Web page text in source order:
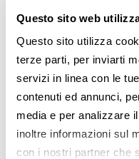
Questo sito web
Questo sito utilizza
terze parti, per inviarti
servizi in linea con le
contenuti ed annunci,
media e per analizzare
inoltre informazioni sul
con i nostri partner che
SURROGA
CESSIONE